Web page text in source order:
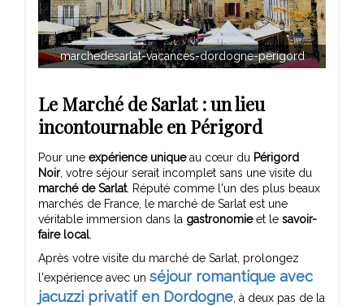
marchedesarlat-vacances-dordogne-perigord
Le Marché de Sarlat : un lieu
incontournable en Périgord
Pour une expérience uniqueau cœur du Périgord
Noir, votre séjour serait incomplet sans une visite du
marché de Sarlat. Réputé comme l'un des plus beaux
marchés de France, le marché de Sarlat est une
véritable immersion dans la gastronomieet le savoir-
faire local.
Après votre visite du marché de Sarlat, prolongez
l'expérience avec un séjour romantique avec
jacuzzi privatif en Dordogne , à deux pas de la